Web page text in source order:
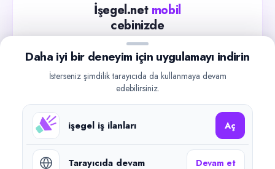
İşegel.net mobil
cebinizde
Güncel iş ilanlarını takip edin, işverenlerle hızlıca
iletişime geçin.
Google Play
©2026işegel.net. Tüm hakları saklıdır.
Daha iyi bir deneyim için uygulamayı indirin
İsterseniz şimdilik tarayıcıda da kullanmaya devam
edebilirsiniz.
işegel iş ilanları Aç
Tarayıcıda devam Devam et